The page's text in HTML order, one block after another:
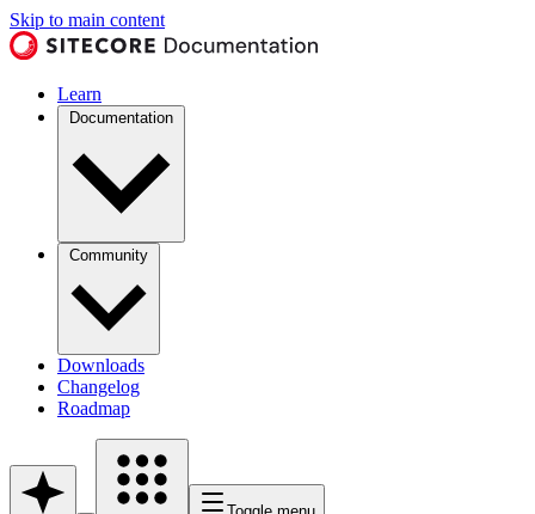
Skip to main content
Learn
Documentation
Community
Downloads
Changelog
Roadmap